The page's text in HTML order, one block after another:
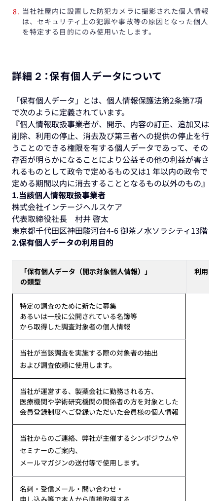
当社社屋内に設置した防犯カメラに撮影された個人情報
は、セキュリティ上の犯罪や事故等の原因となった個人
を特定する目的にのみ使用いたします。
詳細２：保有個人データについて
「保有個人データ」とは、個人情報保護法第2条第7項
で次のように定義されています。
『個人情報取扱事業者が、開示、内容の訂正、追加又は
削除、利用の停止、消去及び第三者への提供の停止を行
うことのできる権限を有する個人データであって、その
存否が明らかになることにより公益その他の利益が害さ
れるものとして政令で定めるもの又は1 年以内の政令で
定める期間以内に消去することとなるもの以外のもの』
1.当該個人情報取扱事業者
株式会社インテージヘルスケア
代表取締役社長 村井 啓太
東京都千代田区神田駿河台4-6 御茶ノ水ソラシティ13階
2.保有個人データの利用目的
「保有個人データ（開示対象個人情報）」
の類型
利用目
特定の調査のために新たに募集
あるいは一般に公開されている名簿等
から取得した調査対象者の個人情報
当社が当該調査を実施する際の対象者の抽出
および調査依頼に使用します。
当社が運営する、製薬会社に勤務される方、
医療機関や学術研究機関の関係者の方を対象とした
会員登録制度へご登録いただいた会員様の個人情報
当社からのご連絡、弊社が主催するシンポジウムや
セミナーのご案内、
メールマガジンの送付等で使用します。
名刺・受信メール・問い合わせ・
申し込み等で本人から直接取得する